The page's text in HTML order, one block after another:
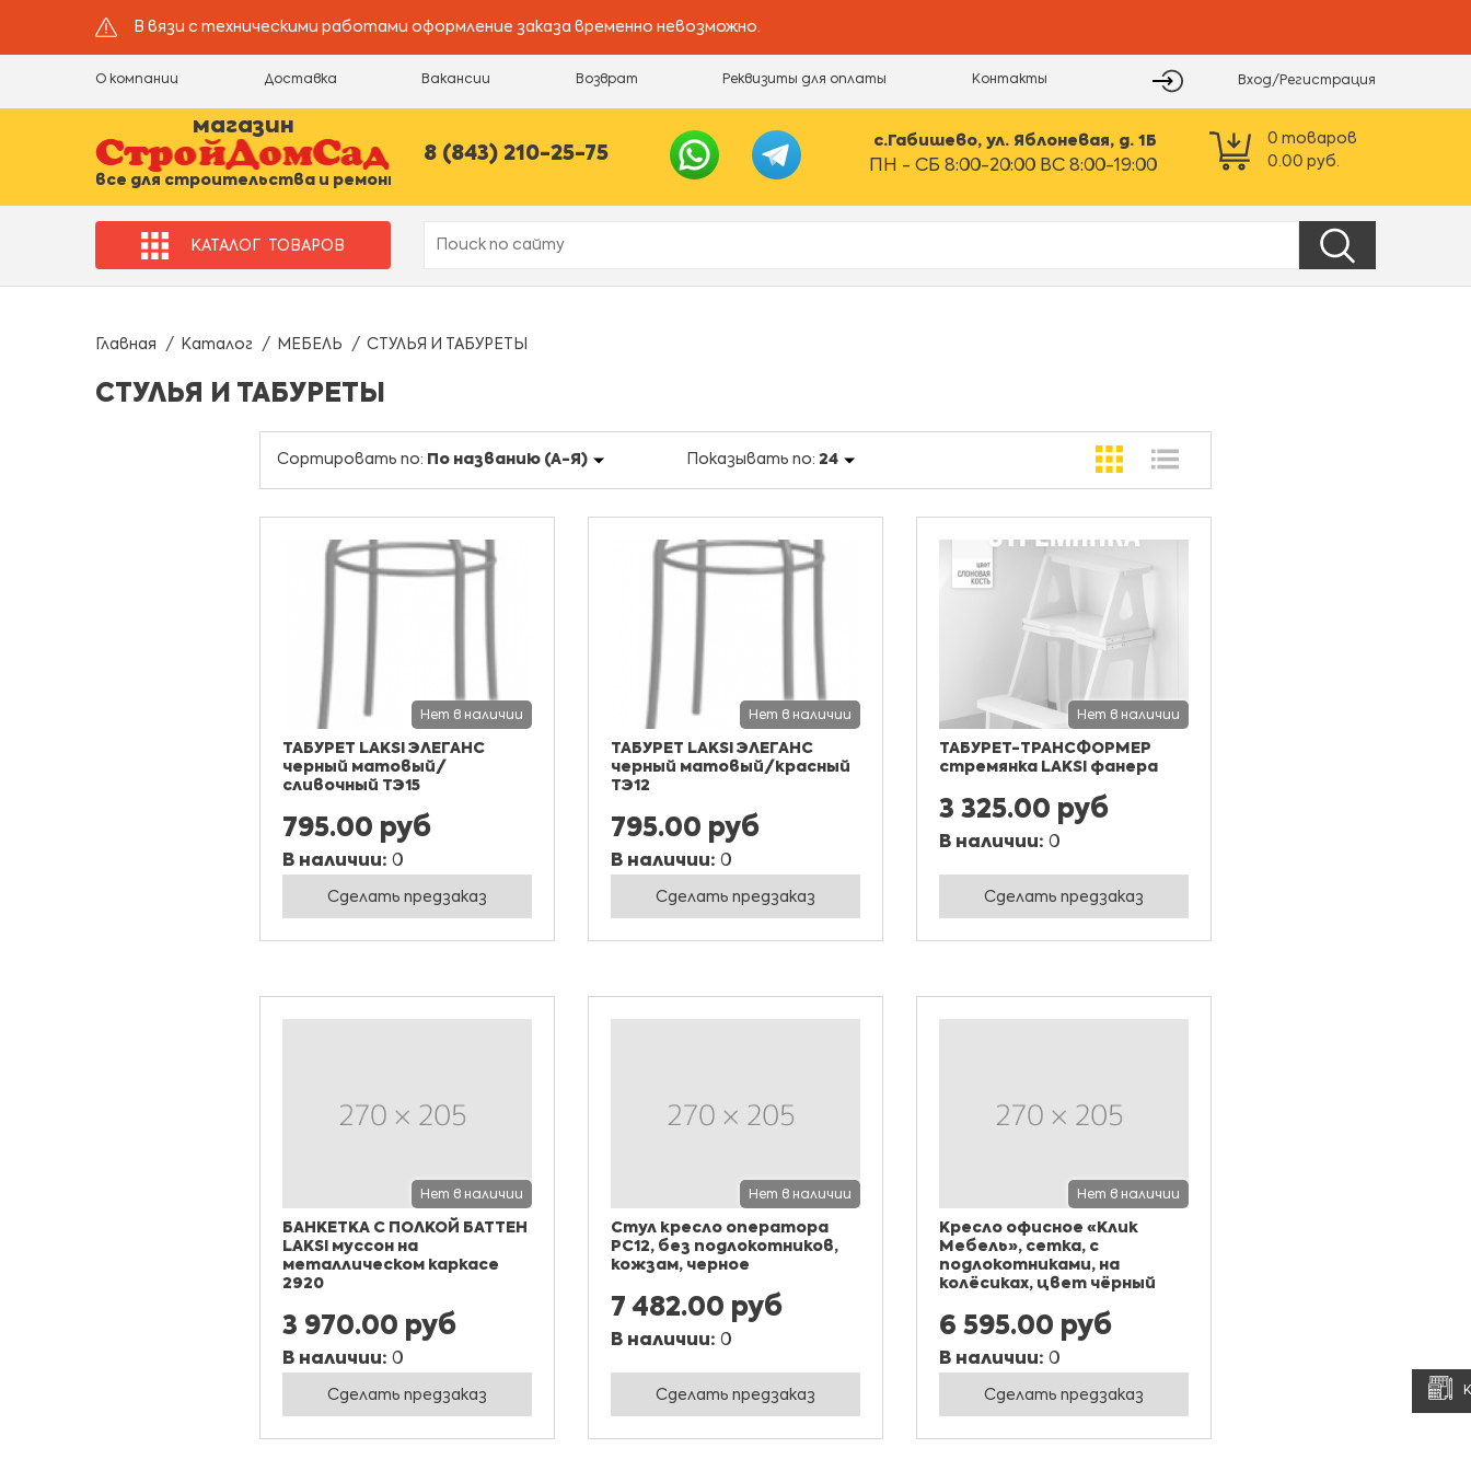
В вязи с техническими работами оформление заказа временно невозможно.
О компании Доставка Вакансии Возврат Реквизиты для оплаты Контакты Вход/Регистрация
магазин
все для строительства и ремонта
8 (843) 210-25-75
с.Габишево, ул. Яблоневая, д. 1Б
ПН - СБ 8:00-20:00 ВС 8:00-19:00
0 товаров
0.00 руб.
КАТАЛОГ ТОВАРОВ
Главная Каталог МЕБЕЛЬ СТУЛЬЯ И ТАБУРЕТЫ
СТУЛЬЯ И ТАБУРЕТЫ
Сортировать по: По названию (А-Я) Показывать по: 24
Нет в наличии
ТАБУРЕТ LAKSI ЭЛЕГАНС
черный матовый/
сливочный ТЭ15
795.00 руб
В наличии: 0
Сделать предзаказ
Нет в наличии
ТАБУРЕТ LAKSI ЭЛЕГАНС
черный матовый/красный
ТЭ12
795.00 руб
В наличии: 0
Сделать предзаказ
Нет в наличии
ТАБУРЕТ-ТРАНСФОРМЕР
стремянка LAKSI фанера
3 325.00 руб
В наличии: 0
Сделать предзаказ
Нет в наличии
БАНКЕТКА С ПОЛКОЙ БАТТЕН
LAKSI муссон на
металлическом каркасе
2920
3 970.00 руб
В наличии: 0
Сделать предзаказ
Нет в наличии
Стул кресло оператора
РС12, без подлокотников,
кожзам, черное
7 482.00 руб
В наличии: 0
Сделать предзаказ
Нет в наличии
Кресло офисное «Клик
Мебель», сетка, с
подлокотниками, на
колёсиках, цвет чёрный
6 595.00 руб
В наличии: 0
Сделать предзаказ